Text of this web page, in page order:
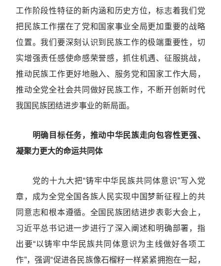
工作阶段性特征的新内涵和历史方位，标志着我们党
把民族工作摆在了党和国家事业全局更加重要的战略
位置。我们要深刻认识到民族工作的极端重要性，切
实增强责任感使命感荣誉感，抓住机遇、征服挑战，
推动民族工作更好地融入、服务党和国家工作大局，
推动全党全社会共同做好民族工作，不断开创新时代
我国民族团结进步事业的新局面。
明确目标任务，推动中华民族走向包容性更强、
凝聚力更大的命运共同体
党的十九大把“铸牢中华民族共同体意识”写入党
章，成为全党全国各族人民实现中国梦新征程上的共
同意志和根本遵循。全国民族团结进步表彰大会上，
习近平总书记进一步进行了深入阐述和明确部署，指
出要“以铸牢中华民族共同体意识为主线做好各项工
作”，强调“促进各民族像石榴籽一样紧紧拥抱在一起，